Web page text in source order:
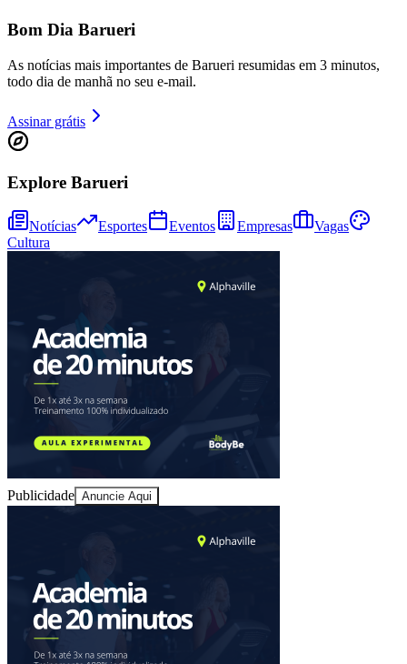
Sport
Bom Dia Barueri
As notícias mais importantes de Barueri resumidas em 3 minutos,
todo dia de manhã no seu e-mail.
Assinar grátis
Explore Barueri
Notícias Esportes Eventos Empresas
Vagas
Cultura
Publicidade Anuncie Aqui